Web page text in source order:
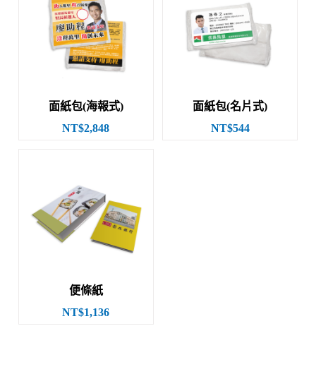
面紙包(海報式)
NT$2,848
面紙包(名片式)
NT$544
便條紙
NT$1,136